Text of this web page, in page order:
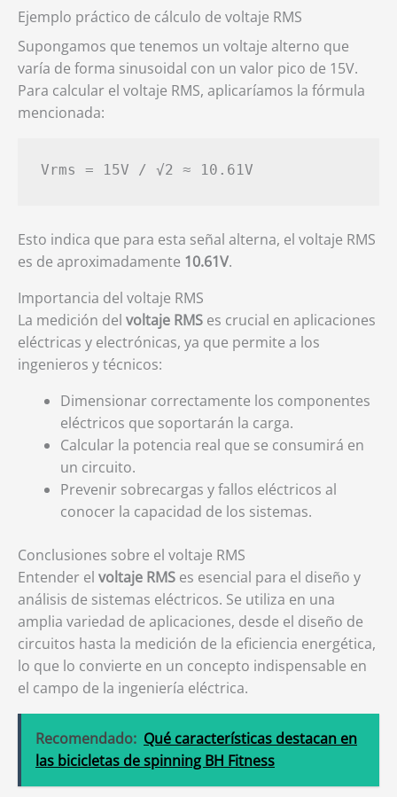
Ejemplo práctico de cálculo de voltaje RMS
Supongamos que tenemos un voltaje alterno que
varía de forma sinusoidal con un valor pico de 15V.
Para calcular el voltaje RMS, aplicaríamos la fórmula
mencionada:
Vrms = 15V / √2 ≈ 10.61V
Esto indica que para esta señal alterna, el voltaje RMS
es de aproximadamente 10.61V.
Importancia del voltaje RMS
La medición del voltaje RMS es crucial en aplicaciones
eléctricas y electrónicas, ya que permite a los
ingenieros y técnicos:
Dimensionar correctamente los componentes
eléctricos que soportarán la carga.
Calcular la potencia real que se consumirá en
un circuito.
Prevenir sobrecargas y fallos eléctricos al
conocer la capacidad de los sistemas.
Conclusiones sobre el voltaje RMS
Entender el voltaje RMS es esencial para el diseño y
análisis de sistemas eléctricos. Se utiliza en una
amplia variedad de aplicaciones, desde el diseño de
circuitos hasta la medición de la eficiencia energética,
lo que lo convierte en un concepto indispensable en
el campo de la ingeniería eléctrica.
Recomendado: Qué características destacan en
las bicicletas de spinning BH Fitness